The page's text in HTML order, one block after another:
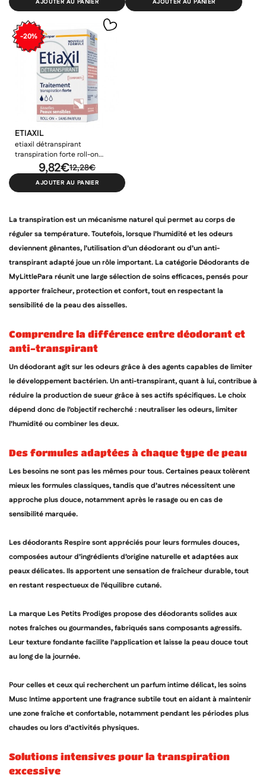
-20%
ETIAXIL
etiaxil détranspirant
transpiration forte roll-on
peaux sensibles 15ml12,28€
9,82€
AJOUTER AU PANIER
La transpiration est un mécanisme naturel qui permet au corps de
réguler sa température. Toutefois, lorsque l’humidité et les odeurs
deviennent gênantes, l’utilisation d’un déodorant ou d’un anti-
transpirant adapté joue un rôle important. La catégorie Déodorants de
MyLittlePara réunit une large sélection de soins efficaces, pensés pour
apporter fraîcheur, protection et confort, tout en respectant la
sensibilité de la peau des aisselles.
comprendre la différence entre déodorant et
anti-transpirant
Un déodorant agit sur les odeurs grâce à des agents capables de limiter
le développement bactérien. Un anti-transpirant, quant à lui, contribue à
réduire la production de sueur grâce à ses actifs spécifiques. Le choix
dépend donc de l’objectif recherché : neutraliser les odeurs, limiter
l’humidité ou combiner les deux.
des formules adaptées à chaque type de peau
Les besoins ne sont pas les mêmes pour tous. Certaines peaux tolèrent
mieux les formules classiques, tandis que d’autres nécessitent une
approche plus douce, notamment après le rasage ou en cas de
sensibilité marquée.
Les déodorants Respire sont appréciés pour leurs formules douces,
composées autour d’ingrédients d’origine naturelle et adaptées aux
peaux délicates. Ils apportent une sensation de fraîcheur durable, tout
en restant respectueux de l’équilibre cutané.
La marque Les Petits Prodiges propose des déodorants solides aux
notes fraîches ou gourmandes, fabriqués sans composants agressifs.
Leur texture fondante facilite l’application et laisse la peau douce tout
au long de la journée.
Pour celles et ceux qui recherchent un parfum intime délicat, les soins
Musc Intime apportent une fragrance subtile tout en aidant à maintenir
une zone fraîche et confortable, notamment pendant les périodes plus
chaudes ou lors d’activités physiques.
solutions intensives pour la transpiration
excessive
Ajouter à ma liste d'envies
Créer une nouvelle liste
((modalTitle))
((confirmMessage))
((cancelText))
Créer une liste d'envies
Nom de la liste d'envies
Annuler Créer une liste d'envies
Connexion
Vous devez être connecté pour ajouter des produits à votre
liste d'envies.
Annuler Connexion